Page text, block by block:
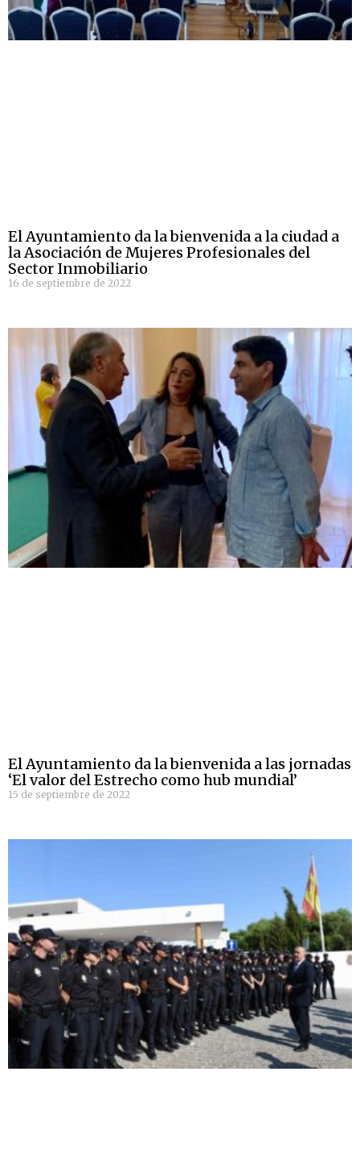
El Ayuntamiento da la bienvenida a la ciudad a
la Asociación de Mujeres Profesionales del
Sector Inmobiliario
16 de septiembre de 2022
El Ayuntamiento da la bienvenida a las jornadas
‘El valor del Estrecho como hub mundial’
15 de septiembre de 2022